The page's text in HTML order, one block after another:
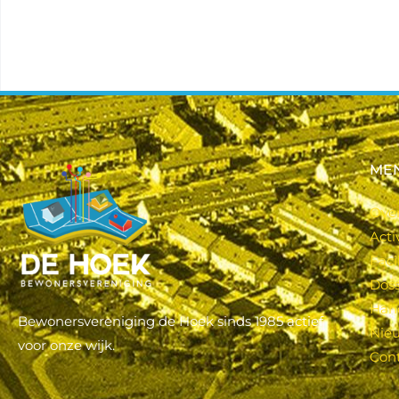
Bewonersvereniging de Hoek sinds 1985 actief
voor onze wijk.